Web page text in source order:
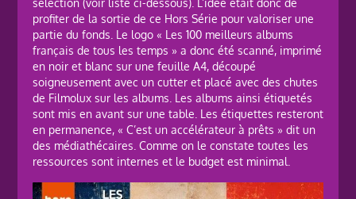
profiter de la sortie de ce Hors Série pour valoriser une
partie du fonds. Le logo « Les 100 meilleurs albums
français de tous les temps » a donc été scanné, imprimé
en noir et blanc sur une feuille A4, découpé
soigneusement avec un cutter et placé avec des chutes
de Filmolux sur les albums. Les albums ainsi étiquetés
sont mis en avant sur une table. Les étiquettes resteront
en permanence, « C’est un accélérateur à prêts » dit un
des médiathécaires. Comme on le constate toutes les
ressources sont internes et le budget est minimal.